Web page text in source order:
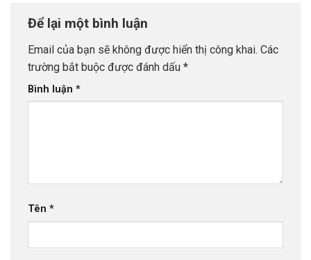
Để lại một bình luận
Email của bạn sẽ không được hiển thị công khai. Các
trường bắt buộc được đánh dấu *
Bình luận *
Tên *